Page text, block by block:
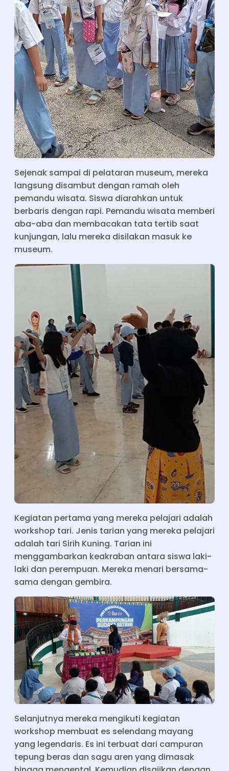
Sejenak sampai di pelataran museum, mereka
langsung disambut dengan ramah oleh
pemandu wisata. Siswa diarahkan untuk
berbaris dengan rapi. Pemandu wisata memberi
aba-aba dan membacakan tata tertib saat
kunjungan, lalu mereka disilakan masuk ke
museum.
Kegiatan pertama yang mereka pelajari adalah
workshop tari. Jenis tarian yang mereka pelajari
adalah tari Sirih Kuning. Tarian ini
menggambarkan keakraban antara siswa laki-
laki dan perempuan. Mereka menari bersama-
sama dengan gembira.
Selanjutnya mereka mengikuti kegiatan
workshop membuat es selendang mayang
yang legendaris. Es ini terbuat dari campuran
tepung beras dan sagu aren yang dimasak